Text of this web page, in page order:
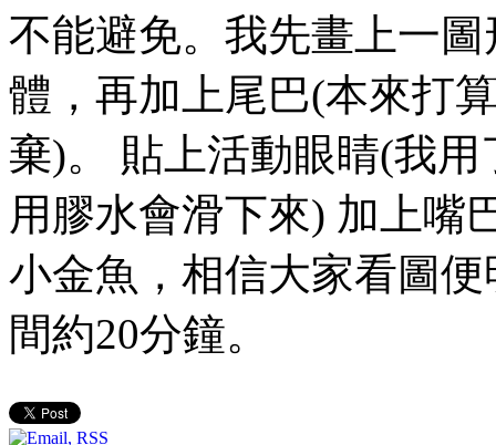
不能避免。我先畫上一
體，再加上尾巴(本來打
棄)。 貼上活動眼睛(我
用膠水會滑下來) 加上嘴
小金魚，相信大家看圖
間約20分鐘。